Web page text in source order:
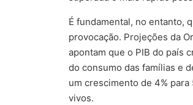
É fundamental, no entanto,
provocação. Projeções da
apontam que o PIB do país
do consumo das famílias e
um crescimento de 4%
vivos.